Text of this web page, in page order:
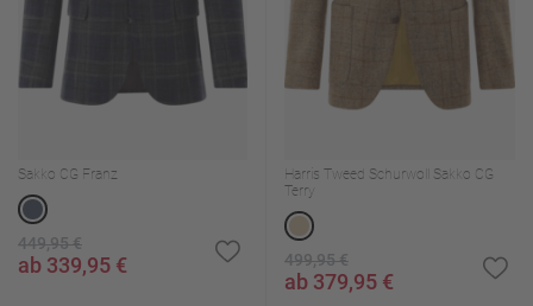
Sakko CG Franz
449,95 €
ab 339,95 €
Harris Tweed Schurwoll Sakko CG
Terry
499,95 €
ab 379,95 €